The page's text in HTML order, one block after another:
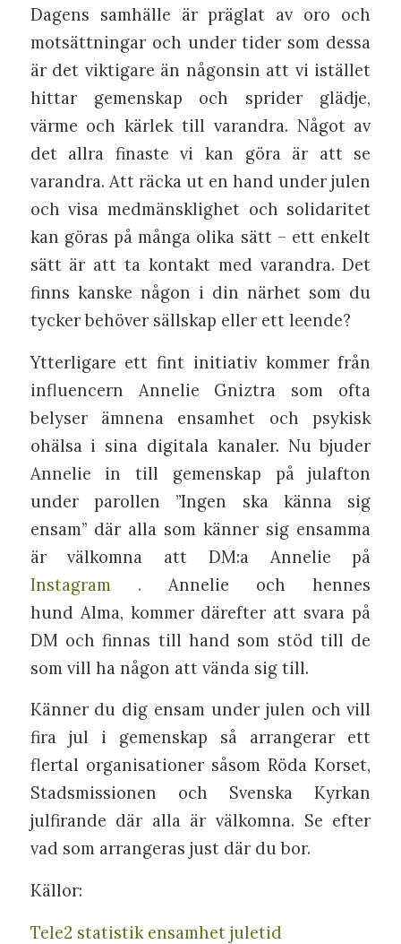
Dagens samhälle är präglat av oro och
motsättningar och under tider som dessa
är det viktigare än någonsin att vi istället
hittar gemenskap och sprider glädje,
värme och kärlek till varandra. Något av
det allra finaste vi kan göra är att se
varandra. Att räcka ut en hand under julen
och visa medmänsklighet och solidaritet
kan göras på många olika sätt – ett enkelt
sätt är att ta kontakt med varandra. Det
finns kanske någon i din närhet som du
tycker behöver sällskap eller ett leende?
Ytterligare ett fint initiativ kommer från
influencern Annelie Gniztra som ofta
belyser ämnena ensamhet och psykisk
ohälsa i sina digitala kanaler. Nu bjuder
Annelie in till gemenskap på julafton
under parollen ”Ingen ska känna sig
ensam” där alla som känner sig ensamma
är välkomna att DM:a Annelie på
Instagram . Annelie och hennes
hund Alma, kommer därefter att svara på
DM och finnas till hand som stöd till de
som vill ha någon att vända sig till.
Känner du dig ensam under julen och vill
fira jul i gemenskap så arrangerar ett
flertal organisationer såsom Röda Korset,
Stadsmissionen och Svenska Kyrkan
julfirande där alla är välkomna. Se efter
vad som arrangeras just där du bor.
Källor:
Tele2 statistik ensamhet juletid